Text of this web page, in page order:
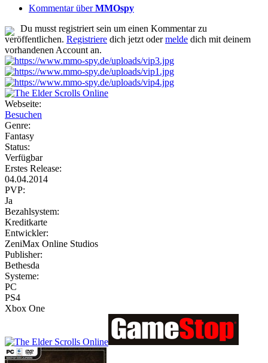
Kommentar überMMOspy
Du musst registriert sein um einen Kommentar zu
veröffentlichen. Registriere dich jetzt odermelde dich mit deinem
vorhandenen Account an.
Webseite:
Besuchen
Genre:
Fantasy
Status:
Verfügbar
Erstes Release:
04.04.2014
PVP:
Ja
Bezahlsystem:
Kreditkarte
Entwickler:
ZeniMax Online Studios
Publisher:
Bethesda
Systeme:
PC
PS4
Xbox One